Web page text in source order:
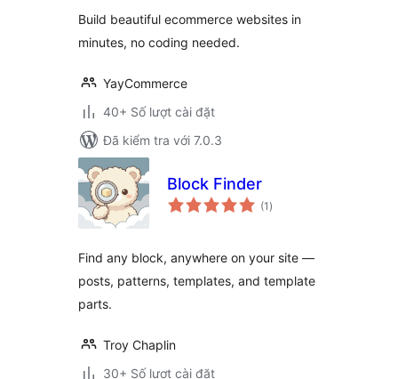
Build beautiful ecommerce websites in
minutes, no coding needed.
YayCommerce
40+ Số lượt cài đặt
Đã kiểm tra với 7.0.3
Block Finder
(1 tổng
đánh
)
Find any block, anywhere on your site —
posts, patterns, templates, and template
parts.
Troy Chaplin
30+ Số lượt cài đặt